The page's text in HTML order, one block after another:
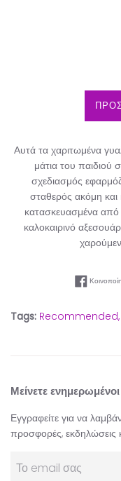
Αυτά τα χαριτωμένα
μάτια του παιδιού
σχεδιασμός
σταθερός ακόμη και
κατασκευασμένα από
καλοκαιρινό
Tags: Recommended,
Μείνετε ενημερωμένοι
Εγγραφείτε για να
προσφορές, εκδηλώσεις